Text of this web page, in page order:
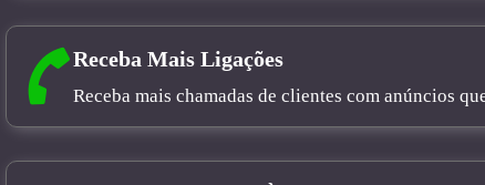
Receba Mais Ligações
Receba mais chamadas de clientes com anúncios